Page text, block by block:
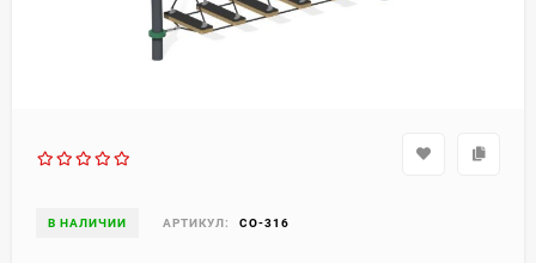
В НАЛИЧИИ АРТИКУЛ: СО-316